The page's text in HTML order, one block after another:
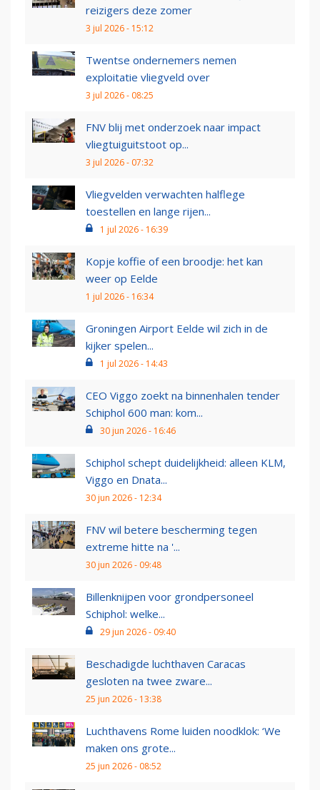
reizigers deze zomer
3 jul 2026 - 15:12
Twentse ondernemers nemen
exploitatie vliegveld over
3 jul 2026 - 08:25
FNV blij met onderzoek naar impact
vliegtuiguitstoot op...
3 jul 2026 - 07:32
Vliegvelden verwachten halflege
toestellen en lange rijen...
1 jul 2026 - 16:39
Kopje koffie of een broodje: het kan
weer op Eelde
1 jul 2026 - 16:34
Groningen Airport Eelde wil zich in de
kijker spelen...
1 jul 2026 - 14:43
CEO Viggo zoekt na binnenhalen tender
Schiphol 600 man: kom...
30 jun 2026 - 16:46
Schiphol schept duidelijkheid: alleen KLM,
Viggo en Dnata...
30 jun 2026 - 12:34
FNV wil betere bescherming tegen
extreme hitte na '...
30 jun 2026 - 09:48
Billenknijpen voor grondpersoneel
Schiphol: welke...
29 jun 2026 - 09:40
Beschadigde luchthaven Caracas
gesloten na twee zware...
25 jun 2026 - 13:38
Luchthavens Rome luiden noodklok: ‘We
maken ons grote...
25 jun 2026 - 08:52